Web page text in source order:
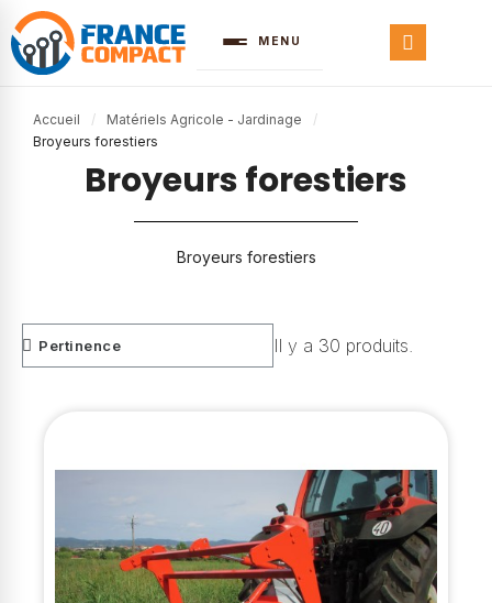
MENU
Accueil
Matériels Agricole - Jardinage
Broyeurs forestiers
Broyeurs forestiers
Broyeurs forestiers
Il y a 30 produits.